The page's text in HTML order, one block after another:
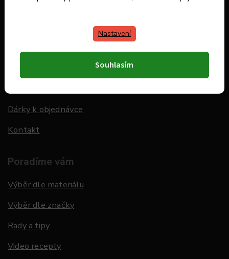
Nastavení
Souhlasím
Informace pro Vás
Ochrana osobních údajů
Dárky k objednávce
Kontakt
Poradíme vám
Výběr dle materiálu
Výběr dle značky
Rady a tipy
Video recepty